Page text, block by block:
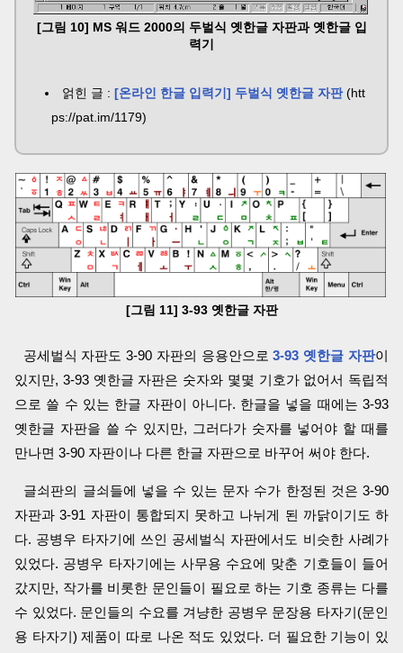
[그림 10] MS 워드 2000의 두벌식 옛한글 자판과 옛한글 입
력기
얽힌 글 : [온라인 한글 입력기] 두벌식 옛한글 자판(htt
ps://pat.im/1179)
[그림 11] 3-93 옛한글 자판
공세벌식 자판도 3-90 자판의 응용안으로3-93 옛한글 자판이
있지만, 3-93 옛한글 자판은 숫자와 몇몇 기호가 없어서 독립적
으로 쓸 수 있는 한글 자판이 아니다. 한글을 넣을 때에는 3-93
옛한글 자판을 쓸 수 있지만, 그러다가 숫자를 넣어야 할 때를
만나면 3-90 자판이나 다른 한글 자판으로 바꾸어 써야 한다.
글쇠판의 글쇠들에 넣을 수 있는 문자 수가 한정된 것은 3-90
자판과 3-91 자판이 통합되지 못하고 나뉘게 된 까닭이기도 하
다. 공병우 타자기에 쓰인 공세벌식 자판에서도 비슷한 사례가
있었다. 공병우 타자기에는 사무용 수요에 맞춘 기호들이 들어
갔지만, 작가를 비롯한 문인들이 필요로 하는 기호 종류는 다를
수 있었다. 문인들의 수요를 겨냥한 공병우 문장용 타자기(문인
용 타자기) 제품이 따로 나온 적도 있었다. 더 필요한 기능이 있